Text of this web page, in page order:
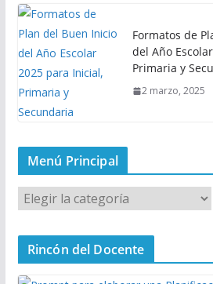
Formatos de
del Año
Primaria y
2 marzo, 2025
Menú Principal
M
e
n
P
Rincón del Docente